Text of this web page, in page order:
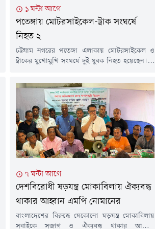
১ ঘন্টা আগে
পতেঙ্গায় মোটরসাইকেল-ট্রাক সংঘর্ষে
নিহত ২
চট্টগ্রাম নগরের পতেঙ্গা এলাকায় মোটরসাইকেল ও
ট্রাকের মুখোমুখি সংঘর্ষে দুই যুবক নিহত হয়েছেন। এ
চিকিৎসাধীন আছেন।বৃহস্পতিবার (৬ আগস্ট) রাত ১০
টার দিকে নগরের কাঠগড় জেলেপাড়া লিংক রোড
এলাকায় এ দুর্ঘটনা ঘটে।এ দুর্ঘটনায় আহতদের রাত
সাড়ে ১০টার দিকে চট্টগ্রাম মেডিকেল কলেজ (চমেক)
হাসপাতালে নিয়ে আসা হলে...
৭ ঘন্টা আগে
দেশবিরোধী ষড়যন্ত্র মোকাবিলায় ঐক্যবদ্ধ
থাকার আহ্বান এমপি নোমানের
বাংলাদেশের বিরুদ্ধে যেকোনো ষড়যন্ত্র মোকাবিলায়
সবাইকে সজাগ ও ঐক্যবদ্ধ থাকার আহ্বান